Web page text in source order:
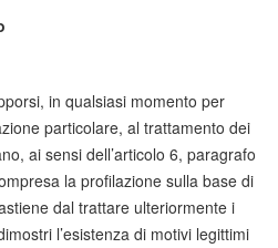
in qualsiasi momento per
particolare, al trattamento dei
ai sensi dell’articolo 6, paragrafo
la profilazione sulla base di
dal trattare ulteriormente i
l’esistenza di motivi legittimi